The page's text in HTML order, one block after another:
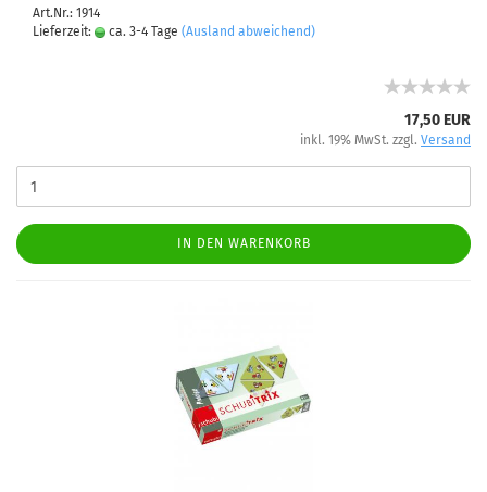
Art.Nr.: 1914
Lieferzeit:
ca. 3-4 Tage (Ausland abweichend)
17,50 EUR
inkl. 19% MwSt. zzgl. Versand
IN DEN WARENKORB